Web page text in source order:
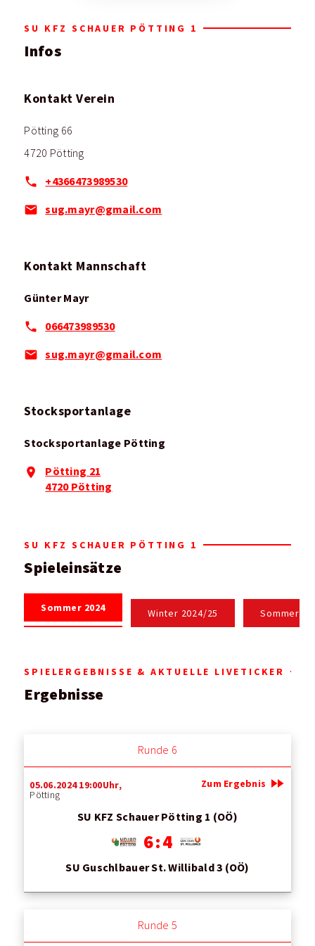
SU KFZ SCHAUER PÖTTING 1
Infos
Kontakt Verein
Pötting 66
4720 Pötting
+4366473989530
sug.mayr@gmail.com
Kontakt Mannschaft
Günter Mayr
066473989530
sug.mayr@gmail.com
Stocksportanlage
Stocksportanlage Pötting
Pötting 21
4720 Pötting
SU KFZ SCHAUER PÖTTING 1
Spieleinsätze
Sommer 2024 Winter 2024/25 Sommer
SPIELERGEBNISSE & AKTUELLE LIVETICKER
Ergebnisse
Runde 6
05.06.2024 19:00Uhr,
Pötting
SU KFZ Schauer Pötting 1 (OÖ)
6 : 4
SU Guschlbauer St. Willibald 3 (OÖ)
Zum Ergebnis fast_forward
Runde 5